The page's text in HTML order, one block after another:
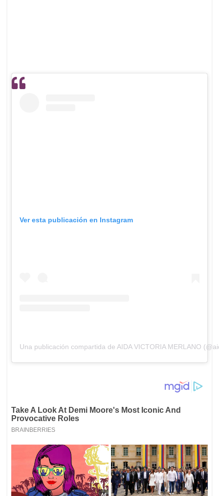
Ver esta publicación en Instagram
Una publicación compartida de AIDA VICTORIA MERLANO